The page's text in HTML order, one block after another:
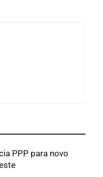
PPP para novo